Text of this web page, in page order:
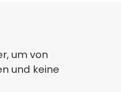
um von
und keine